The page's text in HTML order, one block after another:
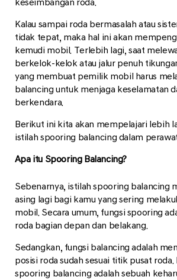
keseimbangan roda.
Kalau sampai roda bermasalah atau
tidak tepat, maka hal ini akan
kemudi mobil. Terlebih lagi, saat
berkelok-kelok atau jalur penuh
yang membuat pemilik mobil harus
balancing untuk menjaga keselamatan
berkendara.
Berikut ini kita akan mempelajari lebih
istilah spooring balancing dalam
Apa itu Spooring Balancing?
Sebenarnya, istilah spooring balancing
asing lagi bagi kamu yang sering
mobil. Secara umum, fungsi spooring
roda bagian depan dan belakang.
Sedangkan, fungsi balancing adalah
posisi roda sudah sesuai titik pusat
spooring balancing adalah sebuah